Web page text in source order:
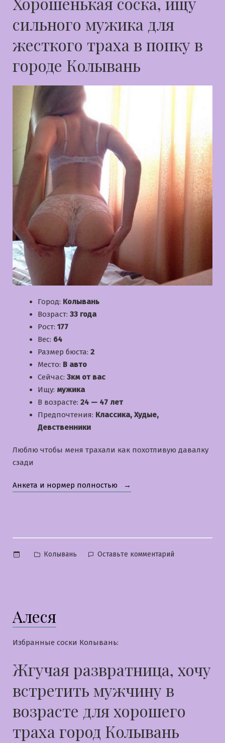
сильного мужика для
жесткого траха в попку в
городе Колывань
Город: Колывань
Возраст: 33 года
Рост: 177
Вес: 64
Размер бюста: 2
Место: В авто
Сейчас: 3км от вас
Ищу: мужика
В возрасте: 24 — 47 лет
Предпочтения: Классика, Худые,
Девственники
Люблю чтобы меня трахали как похотливую давалку
сзади
Анкета и нормер полностью «Ира»
Опубликовано
Колывань Оставьте комментарий
Алеся
Избранные соски Колывань:
Жгучая развратница, хочу
встретить мужчину в
возрасте для хорошего
траха город Колывань